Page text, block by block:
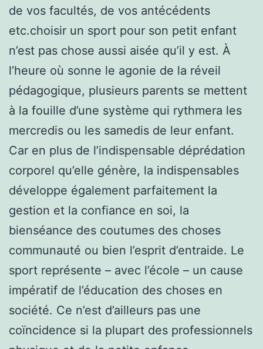
de vos facultés, de vos antécédents
etc.choisir un sport pour son petit enfant
n’est pas chose aussi aisée qu’il y est. À
l’heure où sonne le agonie de la réveil
pédagogique, plusieurs parents se mettent
à la fouille d’une système qui rythmera les
mercredis ou les samedis de leur enfant.
Car en plus de l’indispensable déprédation
corporel qu’elle génère, la indispensables
développe également parfaitement la
gestion et la confiance en soi, la
bienséance des coutumes des choses
communauté ou bien l’esprit d’entraide. Le
sport représente – avec l’école – un cause
impératif de l’éducation des choses en
société. Ce n’est d’ailleurs pas une
coïncidence si la plupart des professionnels